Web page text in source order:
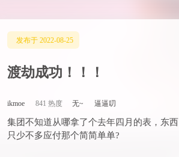
发布于 2022-08-25
渡劫成功！！！
ikmoe 841 热度 无~ 逼逼叨
集团不知道从哪拿了个去年四月的表，东西
只少不多应付那个简简单单?